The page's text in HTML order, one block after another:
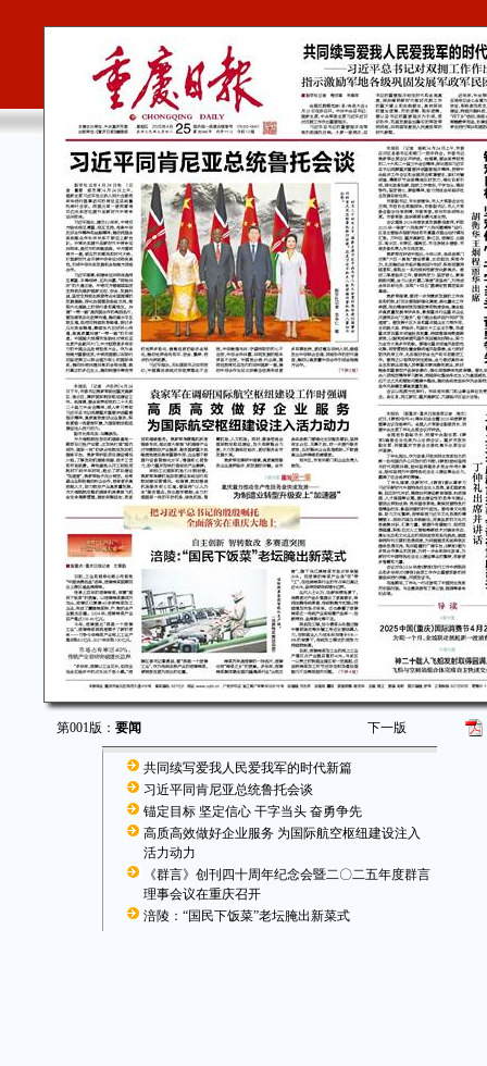
第001版： 要闻 下一版
共同续写爱我人民爱我军的时代新篇
习近平同肯尼亚总统鲁托会谈
锚定目标 坚定信心 干字当头 奋勇争先
高质高效做好企业服务 为国际航空枢纽建设注入
活力动力
《群言》创刊四十周年纪念会暨二〇二五年度群言
理事会议在重庆召开
涪陵：“国民下饭菜”老坛腌出新菜式